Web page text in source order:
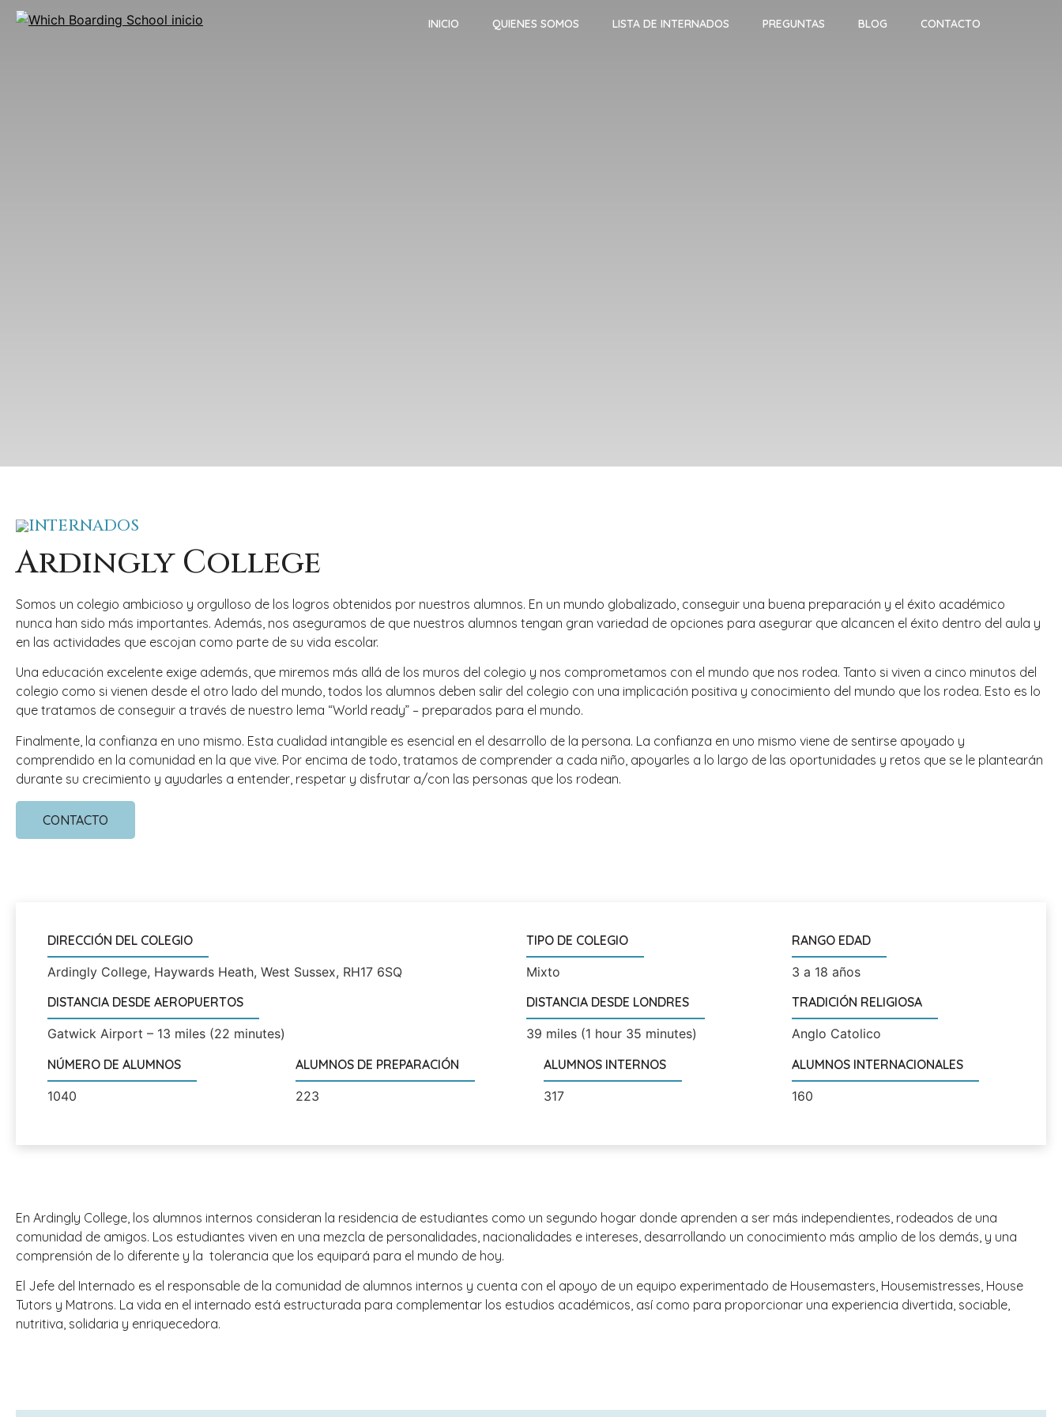
INICIO QUIENES SOMOS LISTA DE INTERNADOS PREGUNTAS BLOG CONTACTO
INTERNADOS
Ardingly College
Somos un colegio ambicioso y orgulloso de los logros obtenidos por nuestros alumnos. En un mundo globalizado, conseguir una buena preparación y el éxito académico
nunca han sido más importantes. Además, nos aseguramos de que nuestros alumnos tengan gran variedad de opciones para asegurar que alcancen el éxito dentro del aula y
en las actividades que escojan como parte de su vida escolar.
Una educación excelente exige además, que miremos más allá de los muros del colegio y nos comprometamos con el mundo que nos rodea. Tanto si viven a cinco minutos del
colegio como si vienen desde el otro lado del mundo, todos los alumnos deben salir del colegio con una implicación positiva y conocimiento del mundo que los rodea. Esto es lo
que tratamos de conseguir a través de nuestro lema “World ready” – preparados para el mundo.
Finalmente, la confianza en uno mismo. Esta cualidad intangible es esencial en el desarrollo de la persona. La confianza en uno mismo viene de sentirse apoyado y
comprendido en la comunidad en la que vive. Por encima de todo, tratamos de comprender a cada niño, apoyarles a lo largo de las oportunidades y retos que se le plantearán
durante su crecimiento y ayudarles a entender, respetar y disfrutar a/con las personas que los rodean.
CONTACTO
DIRECCIÓN DEL COLEGIO
Ardingly College, Haywards Heath, West Sussex, RH17 6SQ
TIPO DE COLEGIO
Mixto
RANGO EDAD
3 a 18 años
DISTANCIA DESDE AEROPUERTOS
Gatwick Airport – 13 miles (22 minutes)
DISTANCIA DESDE LONDRES
39 miles (1 hour 35 minutes)
TRADICIÓN RELIGIOSA
Anglo Catolico
NÚMERO DE ALUMNOS
1040
ALUMNOS DE PREPARACIÓN
223
ALUMNOS INTERNOS
317
ALUMNOS INTERNACIONALES
160
En Ardingly College, los alumnos internos consideran la residencia de estudiantes como un segundo hogar donde aprenden a ser más independientes, rodeados de una
comunidad de amigos. Los estudiantes viven en una mezcla de personalidades, nacionalidades e intereses, desarrollando un conocimiento más amplio de los demás, y una
comprensión de lo diferente y la tolerancia que los equipará para el mundo de hoy.
El Jefe del Internado es el responsable de la comunidad de alumnos internos y cuenta con el apoyo de un equipo experimentado de Housemasters, Housemistresses, House
Tutors y Matrons. La vida en el internado está estructurada para complementar los estudios académicos, así como para proporcionar una experiencia divertida, sociable,
nutritiva, solidaria y enriquecedora.